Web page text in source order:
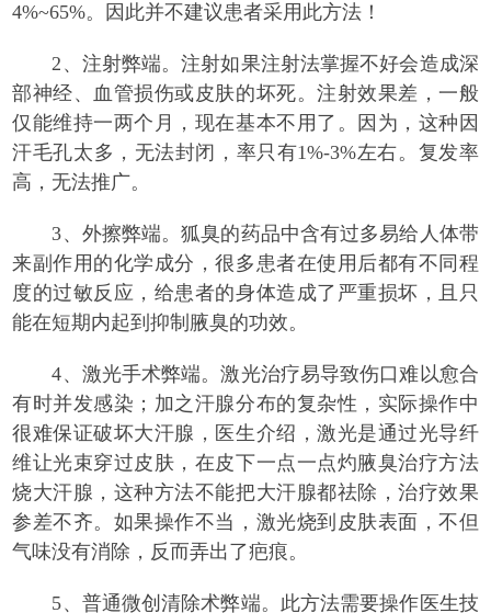
4%~65%。因此并不建议患者采用此方法！
2、注射弊端。注射如果注射法掌握不好会造成深
部神经、血管损伤或皮肤的坏死。注射效果差，一般
仅能维持一两个月，现在基本不用了。因为，这种因
汗毛孔太多，无法封闭，率只有1%-3%左右。复发率
高，无法推广。
3、外擦弊端。狐臭的药品中含有过多易给人体带
来副作用的化学成分，很多患者在使用后都有不同程
度的过敏反应，给患者的身体造成了严重损坏，且只
能在短期内起到抑制腋臭的功效。
4、激光手术弊端。激光治疗易导致伤口难以愈合
有时并发感染；加之汗腺分布的复杂性，实际操作中
很难保证破坏大汗腺，医生介绍，激光是通过光导纤
维让光束穿过皮肤，在皮下一点一点灼腋臭治疗方法
烧大汗腺，这种方法不能把大汗腺都祛除，治疗效果
参差不齐。如果操作不当，激光烧到皮肤表面，不但
气味没有消除，反而弄出了疤痕。
5、普通微创清除术弊端。此方法需要操作医生技